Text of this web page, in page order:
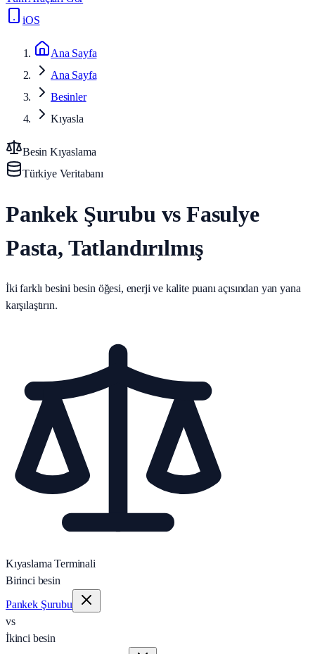
iOS
Ana Sayfa
Ana Sayfa
Besinler
Kıyasla
Besin Kıyaslama
Türkiye Veritabanı
Pankek Şurubu vs Fasulye
Pasta, Tatlandırılmış
İki farklı besini besin öğesi, enerji ve kalite puanı açısından yan yana
karşılaştırın.
Kıyaslama Terminali
Birinci besin
Pankek Şurubu
vs
İkinci besin